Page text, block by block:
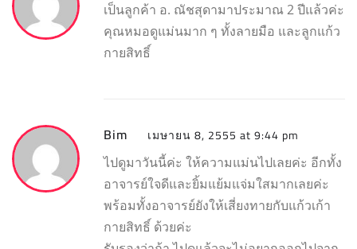
เป็นลูกค้า อ. ณัชสุดามาประมาณ 2 ปีแล้วค่ะ
คุณหมอดูแม่นมาก ๆ ทั้งลายมือ และลูกแก้ว
กายสิทธิ์
Bim เมษายน 8, 2555 at 9:44 pm
ไปดูมาวันนี้ค่ะ ให้ความแม่นไปเลยค่ะ อีกทั้ง
อาจารย์ใจดีและยิ้มแย้มแจ่มใสมากเลยค่ะ
พร้อมทั้งอาจารย์ยังให้เสี่ยงทายกับแก้วเก้า
กายสิทธิ์ ด้วยค่ะ